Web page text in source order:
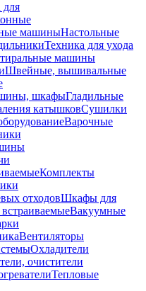
для
машиныНастольные
Техника для ухода
машины
Швейные, вышивальные
шкафыГладильные
катышковСушилки
Варочные
Комплекты
отходовШкафы для
Вакуумные
Вентиляторы
Охладители
очистители
Тепловые